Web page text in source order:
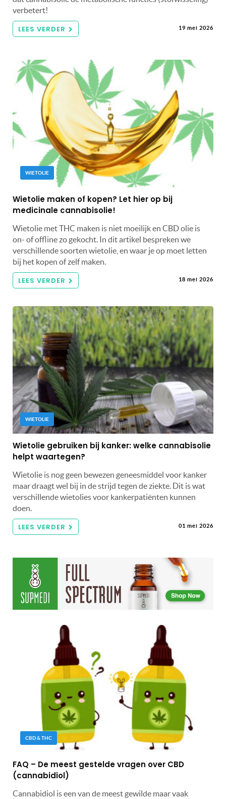
verbetert!
LEES VERDER 19 mei 2026
WIETOLIE
Wietolie maken of kopen? Let hier op bij
medicinale cannabisolie!
Wietolie met THC maken is niet moeilijk en CBD olie is
on- of offline zo gekocht. In dit artikel bespreken we
verschillende soorten wietolie, en waar je op moet letten
bij het kopen of zelf maken.
LEES VERDER 18 mei 2026
WIETOLIE
Wietolie gebruiken bij kanker: welke cannabisolie
helpt waartegen?
Wietolie is nog geen bewezen geneesmiddel voor kanker
maar draagt wel bij in de strijd tegen de ziekte. Dit is wat
verschillende wietolies voor kankerpatiënten kunnen
doen.
LEES VERDER 01 mei 2026
CBD & THC
FAQ – De meest gestelde vragen over CBD
(cannabidiol)
Cannabidiol is een van de meest gewilde maar vaak